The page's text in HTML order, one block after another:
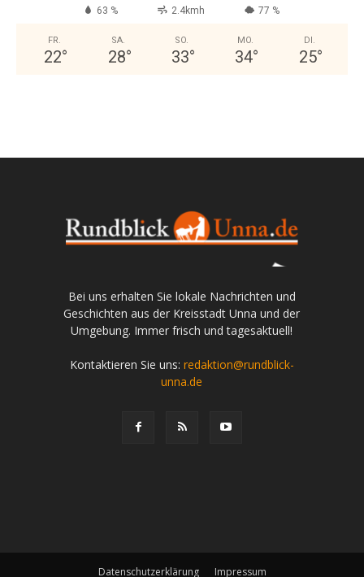
63 % 2.4kmh 77 %
FR.
22°
SA.
28°
SO.
33°
MO.
34°
DI.
25°
Bei uns erhalten Sie lokale Nachrichten und
Geschichten aus der Kreisstadt Unna und der
Umgebung. Immer frisch und tagesaktuell!
Kontaktieren Sie uns: redaktion@rundblick-
unna.de
Datenschutzerklärung Impressum